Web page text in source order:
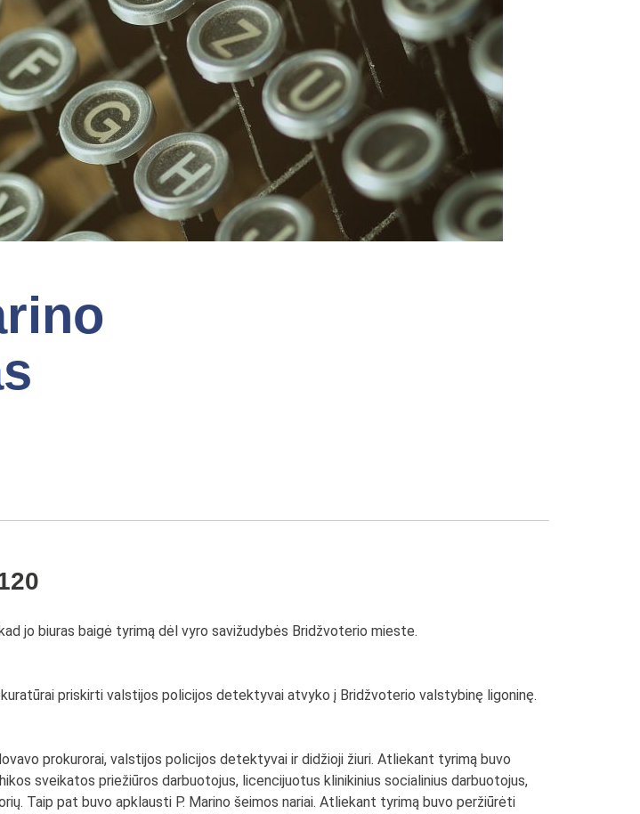
jo biuras baigė tyrimą dėl vyro savižudybės Bridžvoterio mieste.
priskirti valstijos policijos detektyvai atvyko į Bridžvoterio valstybinę ligoninę.
prokurorai, valstijos policijos detektyvai ir didžioji žiuri. Atliekant tyrimą buvo
sveikatos priežiūros darbuotojus, licencijuotus klinikinius socialinius darbuotojus,
Taip pat buvo apklausti P. Marino šeimos nariai. Atliekant tyrimą buvo peržiūrėti